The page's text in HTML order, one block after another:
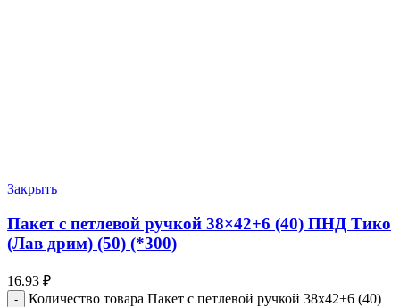
Закрыть
Пакет с петлевой ручкой 38×42+6 (40) ПНД Тико
(Лав дрим) (50) (*300)
16.93 ₽
Количество товара Пакет с петлевой ручкой 38x42+6 (40)